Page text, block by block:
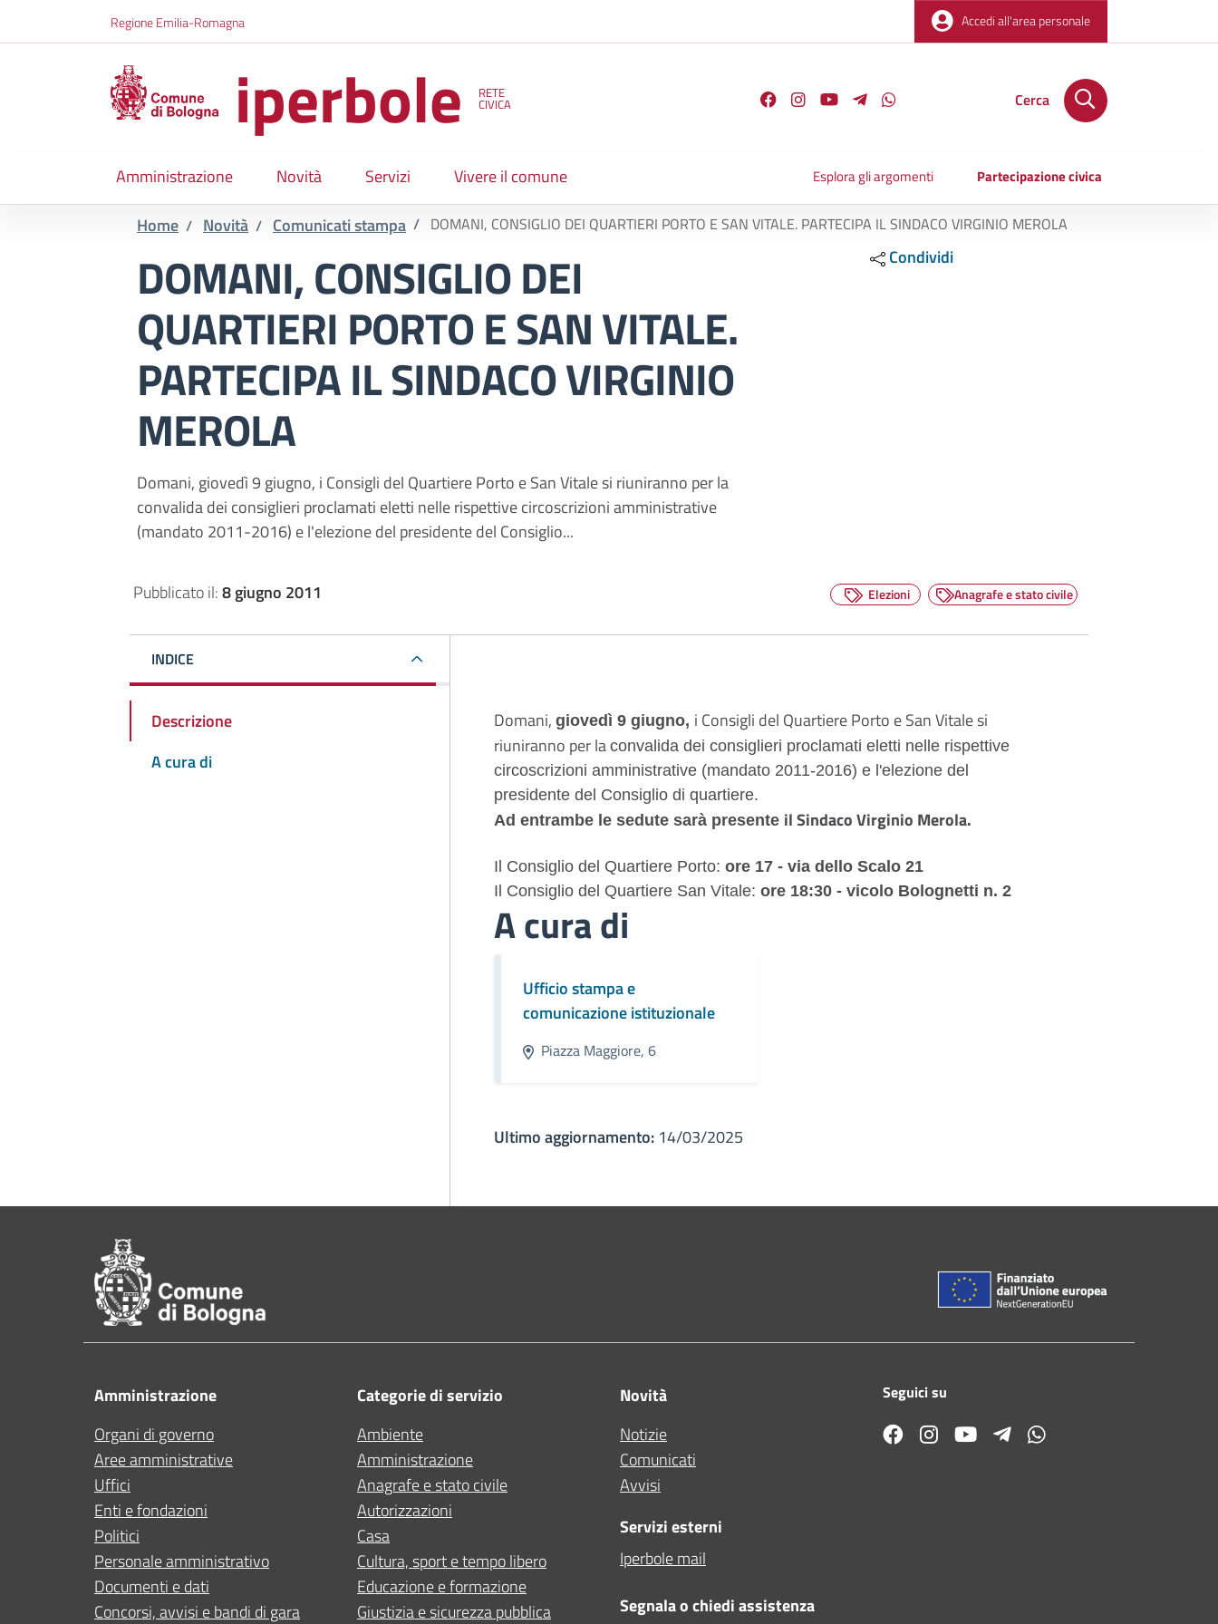
Regione Emilia-Romagna Accedi all'area personale
iperbole RETE
CIVICA Cerca
Amministrazione Novità Servizi Vivere il comune Esplora gli argomenti Partecipazione civica
Home / Novità / Comunicati stampa / DOMANI, CONSIGLIO DEI QUARTIERI PORTO E SAN VITALE. PARTECIPA IL SINDACO VIRGINIO MEROLA
DOMANI, CONSIGLIO DEI
QUARTIERI PORTO E SAN VITALE.
PARTECIPA IL SINDACO VIRGINIO
MEROLA
Domani, giovedì 9 giugno, i Consigli del Quartiere Porto e San Vitale si riuniranno per la
convalida dei consiglieri proclamati eletti nelle rispettive circoscrizioni amministrative
(mandato 2011-2016) e l'elezione del presidente del Consiglio...
Condividi
Pubblicato il:8 giugno 2011 Elezioni Anagrafe e stato civile
INDICE
Descrizione
A cura di
Descrizione
Domani, giovedì 9 giugno, i Consigli del Quartiere Porto e San Vitale si
riuniranno per la convalida dei consiglieri proclamati eletti nelle rispettive
circoscrizioni amministrative (mandato 2011-2016) e l'elezione del
presidente del Consiglio di quartiere.
Ad entrambe le sedute sarà presente il Sindaco Virginio Merola.
Il Consiglio del Quartiere Porto: ore 17 - via dello Scalo 21
Il Consiglio del Quartiere San Vitale: ore 18:30 - vicolo Bolognetti n. 2
A cura di
Ufficio stampa e
comunicazione istituzionale
Piazza Maggiore, 6
Ultimo aggiornamento: 14/03/2025
Pié di pagina di Comune di Bologna
Amministrazione
Organi di governo
Aree amministrative
Uffici
Enti e fondazioni
Politici
Personale amministrativo
Documenti e dati
Concorsi, avvisi e bandi di gara
Categorie di servizio
Ambiente
Amministrazione
Anagrafe e stato civile
Autorizzazioni
Casa
Cultura, sport e tempo libero
Educazione e formazione
Giustizia e sicurezza pubblica
Novità
Notizie
Comunicati
Avvisi
Servizi esterni
Iperbole mail
Segnala o chiedi assistenza
Seguici su